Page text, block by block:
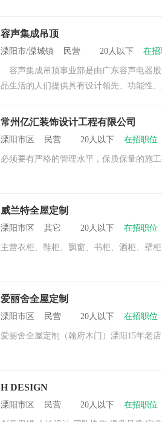
容声集成吊顶
溧阳市/溧城镇 民营 20人以下 在招
容声集成吊顶事业部是由广东容声电器
品生活的人们提供具有设计领先、功能
常州亿汇装饰设计工程有限公司
溧阳市区 民营 20人以下 在招职位
必须要有严格的管理水平，保质保量的施
威兰特全屋定制
溧阳市区 其它 20人以下 在招职位
主营衣柜、鞋柜、飘窗、书柜、酒柜、壁
爱丽舍全屋定制
溧阳市区 民营 20人以下 在招职位
爱丽舍全屋定制（翰府木门）溧阳15年老
H DESIGN
溧阳市区 民营 20人以下 在招职位